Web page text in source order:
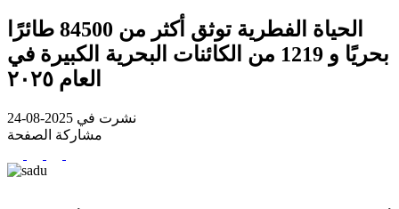
الحياة الفطرية توثق أكثر من 84500 طائرًا
بحريًا و 1219 من الكائنات البحرية الكبيرة في
العام ٢٠٢٥
نشرت في 2025-08-24
مشاركة الصفحة